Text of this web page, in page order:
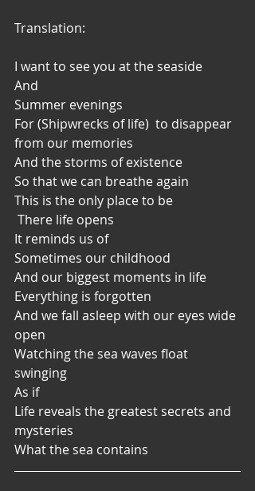
Translation:
I want to see you at the seaside
And
Summer evenings
For (Shipwrecks of life)  to disappear
from our memories
And the storms of existence
So that we can breathe again
This is the only place to be
There life opens
It reminds us of
Sometimes our childhood
And our biggest moments in life
Everything is forgotten
And we fall asleep with our eyes wide
open
Watching the sea waves float
swinging
As if
Life reveals the greatest secrets and
mysteries
What the sea contains